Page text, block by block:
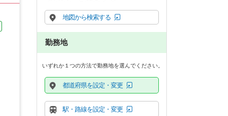
地図から検索する
勤務地
いずれか１つの方法で勤務地を選んでください。
都道府県を設定・変更
駅・路線を設定・変更